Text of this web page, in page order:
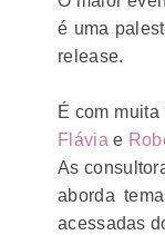
é uma
release.
É com
Flávia e
As
aborda
acessadas